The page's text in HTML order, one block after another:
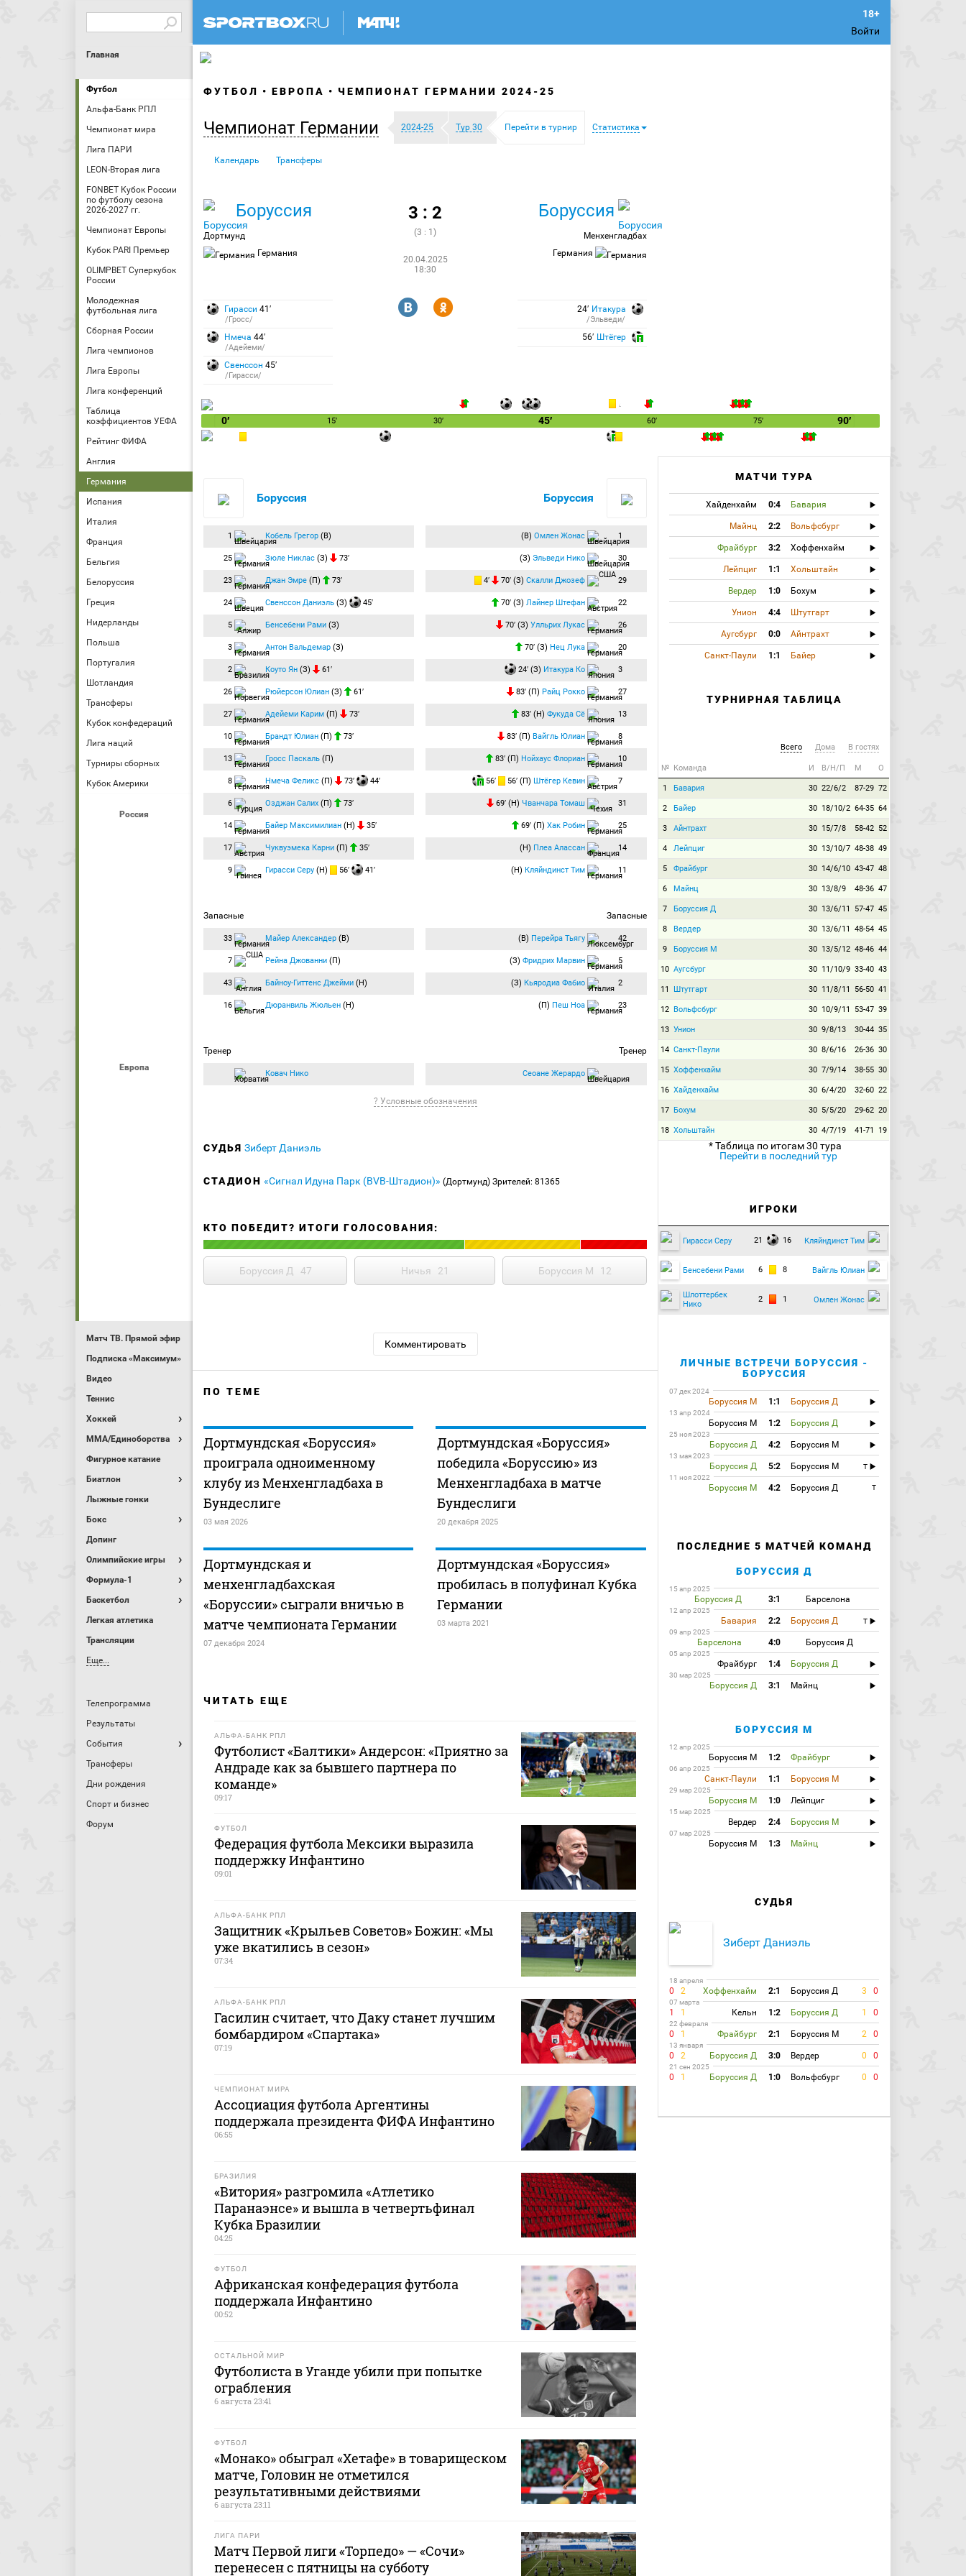
Войти
Главная
Футбол
Альфа-Банк РПЛ
Чемпионат мира
Лига ПАРИ
LEON-Вторая лига
FONBET Кубок России
по футболу сезона
2026-2027 гг.
Чемпионат Европы
Кубок PARI Премьер
OLIMPBET Суперкубок
России
Молодежная
футбольная лига
Сборная России
Лига чемпионов
Лига Европы
Лига конференций
Таблица
коэффициентов УЕФА
Рейтинг ФИФА
Англия
Германия
Испания
Италия
Франция
Бельгия
Белоруссия
Греция
Нидерланды
Польша
Португалия
Шотландия
Трансферы
Кубок конфедераций
Лига наций
Турниры сборных
Кубок Америки
Россия
Европа
Матч ТВ. Прямой эфир
Подписка «Максимум»
Видео
Теннис
Хоккей
MMA/Единоборства
Фигурное катание
Биатлон
Лыжные гонки
Бокс
Допинг
Олимпийские игры
Формула-1
Баскетбол
Легкая атлетика
Трансляции
Еще...
Телепрограмма
Результаты
События
Трансферы
Дни рождения
Спорт и бизнес
Форум
ФУТБОЛ ЕВРОПА ЧЕМПИОНАТ ГЕРМАНИИ 2024-25
Чемпионат Германии 2024-25 Тур 30 Перейти в турнир Статистика
Календарь Трансферы
Боруссия
Дортмунд
Германия
3 : 2
(3 : 1)
20.04.2025
18:30
Боруссия
Менхенгладбах
Германия
Гирасси 41′
/Гросс/
Нмеча 44′
/Адейеми/
Свенссон 45′
/Гирасси/
R Y 24′ Итакура
/Эльведи/
56′ Штёгер
0′ 15′ 30′ 45′ 60′ 75′ 90′
Боруссия
1 Кобель Грегор (В)
25 Зюле Никлас (З) 73′
23 Джан Эмре (П) 73′
24 Свенссон Даниэль (З) 45′
5 Бенсебени Рами (З)
3 Антон Вальдемар (З)
2 Коуто Ян (З) 61′
26 Рюйерсон Юлиан (З) 61′
27 Адейеми Карим (П) 73′
10 Брандт Юлиан (П) 73′
13 Гросс Паскаль (П)
8 Нмеча Феликс (П) 73′ 44′
6 Озджан Салих (П) 73′
14 Байер Максимилиан (Н) 35′
17 Чуквуэмека Карни (П) 35′
9 Гирасси Серу (Н) 56′ 41′
Запасные
33 Майер Александер (В)
7 Рейна Джованни (П)
43 Байноу-Гиттенс Джейми (Н)
16 Дюранвиль Жюльен (Н)
Тренер
Ковач Нико
Боруссия
(В) Омлен Жонас 1
(З) Эльведи Нико 30
4′ 70′ (З) Скалли Джозеф 29
70′ (З) Лайнер Штефан 22
70′ (З) Улльрих Лукас 26
70′ (З) Нец Лука 20
24′ (З) Итакура Ко 3
83′ (П) Райц Рокко 27
83′ (Н) Фукуда Сё 13
83′ (П) Вайгль Юлиан 8
83′ (П) Нойхаус Флориан 10
56′ 56′ (П) Штёгер Кевин 7
69′ (Н) Чванчара Томаш 31
69′ (П) Хак Робин 25
(Н) Плеа Алассан 14
(Н) Кляйндинст Тим 11
Запасные
(В) Перейра Тьягу 42
(З) Фридрих Марвин 5
(З) Кьяродиа Фабио 2
(П) Пеш Ноа 23
Тренер
Сеоане Жерардо
? Условные обозначения
СУДЬЯ Зиберт Даниэль
СТАДИОН «Сигнал Идуна Парк (BVB-Штадион)» (Дортмунд) Зрителей: 81365
КТО ПОБЕДИТ? ИТОГИ ГОЛОСОВАНИЯ:
Боруссия Д 47 Ничья 21 Боруссия М 12
Комментировать
ПО ТЕМЕ
Дортмундская «Боруссия»
проиграла одноименному
клубу из Менхенгладбаха в
Бундеслиге
03 мая 2026
Дортмундская «Боруссия»
победила «Боруссию» из
Менхенгладбаха в матче
Бундеслиги
20 декабря 2025
Дортмундская и
менхенгладбахская
«Боруссии» сыграли вничью в
матче чемпионата Германии
07 декабря 2024
Дортмундская «Боруссия»
пробилась в полуфинал Кубка
Германии
03 марта 2021
ЧИТАТЬ ЕЩЕ
АЛЬФА-БАНК РПЛ
Футболист «Балтики» Андерсон: «Приятно за
Андраде как за бывшего партнера по
команде»
09:17
ФУТБОЛ
Федерация футбола Мексики выразила
поддержку Инфантино
09:01
АЛЬФА-БАНК РПЛ
Защитник «Крыльев Советов» Божин: «Мы
уже вкатились в сезон»
07:34
АЛЬФА-БАНК РПЛ
Гасилин считает, что Даку станет лучшим
бомбардиром «Спартака»
07:19
ЧЕМПИОНАТ МИРА
Ассоциация футбола Аргентины
поддержала президента ФИФА Инфантино
06:55
БРАЗИЛИЯ
«Витория» разгромила «Атлетико
Паранаэнсе» и вышла в четвертьфинал
Кубка Бразилии
04:25
ФУТБОЛ
Африканская конфедерация футбола
поддержала Инфантино
00:52
ОСТАЛЬНОЙ МИР
Футболиста в Уганде убили при попытке
ограбления
6 августа 23:41
ФУТБОЛ
«Монако» обыграл «Хетафе» в товарищеском
матче, Головин не отметился
результативными действиями
6 августа 23:11
ЛИГА ПАРИ
Матч Первой лиги «Торпедо» — «Сочи»
перенесен с пятницы на субботу
МАТЧИ ТУРА
Хайденхайм 0:4 Бавария
Майнц 2:2 Вольфсбург
Фрайбург 3:2 Хоффенхайм
Лейпциг 1:1 Хольштайн
Вердер 1:0 Бохум
Унион 4:4 Штутгарт
Аугсбург 0:0 Айнтрахт
Санкт-Паули 1:1 Байер
ТУРНИРНАЯ ТАБЛИЦА
Всего Дома В гостях
№ Команда И В/Н/П М О
1 Бавария 30 22/6/2 87-29 72
2 Байер 30 18/10/2 64-35 64
3 Айнтрахт 30 15/7/8 58-42 52
4 Лейпциг 30 13/10/7 48-38 49
5 Фрайбург 30 14/6/10 43-47 48
6 Майнц 30 13/8/9 48-36 47
7 Боруссия Д 30 13/6/11 57-47 45
8 Вердер 30 13/6/11 48-54 45
9 Боруссия М 30 13/5/12 48-46 44
10 Аугсбург 30 11/10/9 33-40 43
11 Штутгарт 30 11/8/11 56-50 41
12 Вольфсбург 30 10/9/11 53-47 39
13 Унион 30 9/8/13 30-44 35
14 Санкт-Паули 30 8/6/16 26-36 30
15 Хоффенхайм 30 7/9/14 38-55 30
16 Хайденхайм 30 6/4/20 32-60 22
17 Бохум 30 5/5/20 29-62 20
18 Хольштайн 30 4/7/19 41-71 19
* Таблица по итогам 30 тура
Перейти в последний тур
ИГРОКИ
Гирасси Серу 21 16 Кляйндинст Тим
Бенсебени Рами 6 8 Вайгль Юлиан
Шлоттербек
Нико
2 1 Омлен Жонас
ЛИЧНЫЕ ВСТРЕЧИ БОРУССИЯ -
БОРУССИЯ
07 дек 2024
Боруссия М 1:1 Боруссия Д
13 апр 2024
Боруссия М 1:2 Боруссия Д
25 ноя 2023
Боруссия Д 4:2 Боруссия М
13 мая 2023
Боруссия Д 5:2 Боруссия М
T
11 ноя 2022
Боруссия М 4:2 Боруссия Д T
ПОСЛЕДНИЕ 5 МАТЧЕЙ КОМАНД
БОРУССИЯ Д
15 апр 2025
Боруссия Д 3:1 Барселона
12 апр 2025
Бавария 2:2 Боруссия Д
T
09 апр 2025
Барселона 4:0 Боруссия Д
05 апр 2025
Фрайбург 1:4 Боруссия Д
30 мар 2025
Боруссия Д 3:1 Майнц
БОРУССИЯ М
12 апр 2025
Боруссия М 1:2 Фрайбург
06 апр 2025
Санкт-Паули 1:1 Боруссия М
29 мар 2025
Боруссия М 1:0 Лейпциг
15 мар 2025
Вердер 2:4 Боруссия М
07 мар 2025
Боруссия М 1:3 Майнц
СУДЬЯ
Зиберт Даниэль
18 апреля
0 2 Хоффенхайм 2:1 Боруссия Д 3 0
07 марта
1 1 Кельн 1:2 Боруссия Д 1 0
22 февраля
0 1 Фрайбург 2:1 Боруссия М 2 0
13 января
0 2 Боруссия Д 3:0 Вердер 0 0
21 сен 2025
0 1 Боруссия Д 1:0 Вольфсбург 0 0